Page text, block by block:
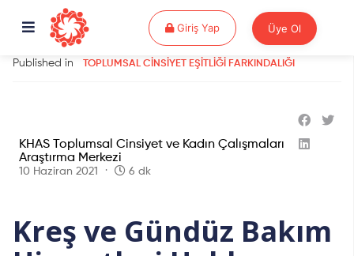
Giriş YapGiriş Yap Üye Ol
Published in TOPLUMSAL CINSIYET EŞITLIĞI FARKINDALIĞI
KHAS Toplumsal Cinsiyet ve Kadın Çalışmaları
Araştırma Merkezi
10 Haziran 2021 6 dk
Kreş ve Gündüz Bakım